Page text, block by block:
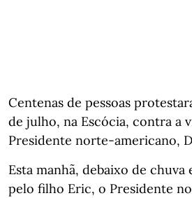
Centenas de pessoas
de julho, na Escócia, contra a
Presidente norte-americano,
Esta manhã, debaixo de chuva
pelo filho Eric, o Presidente